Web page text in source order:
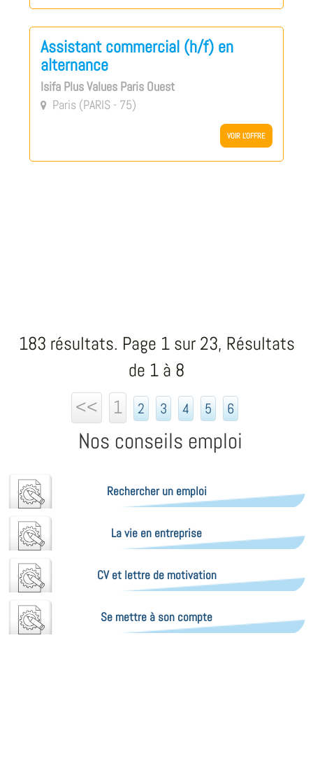
Assistant commercial (h/f) en
alternance
Isifa Plus Values Paris Ouest
 Paris (PARIS - 75)
VOIR L'OFFRE
183 résultats. Page 1 sur 23, Résultats
de 1 à 8
<<
1 2 3 4 5 6
Nos conseils emploi
Rechercher un emploi
La vie en entreprise
CV et lettre de motivation
Se mettre à son compte